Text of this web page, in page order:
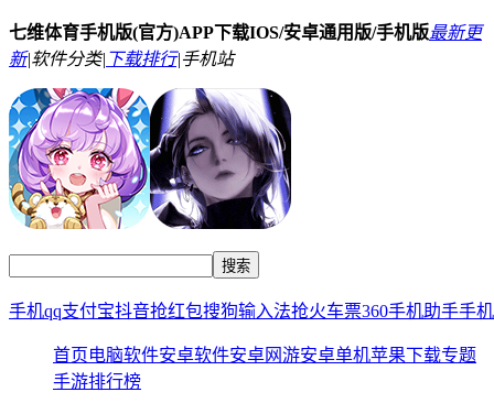
七维体育手机版(官方)APP下载IOS/安卓通用版/手机版最新更
新|软件分类| 下载排行|手机站
手机qq支付宝抖音抢红包搜狗输入法抢火车票360手机助手手
首页电脑软件安卓软件安卓网游安卓单机苹果下载专题
手游排行榜